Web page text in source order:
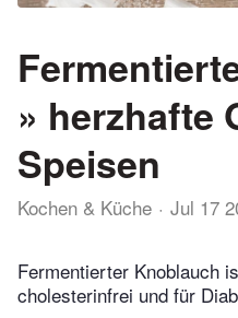
» herzhafte
Speisen
Kochen & Küche Jul 17
Fermentierter Knoblauch
cholesterinfrei und für